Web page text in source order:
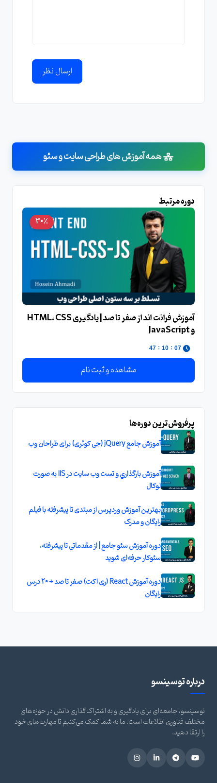
ارسال نظر
همه آموزش های طراحی سایت و سئو
دوره مرتبط
30٪
آموزش فرانت‌ اند از صفر تا صد | یادگیری HTML، CSS
و JavaScript
07
:
10
:
47
مشاهده و ثبت نام
پرفروش‌ترین دوره‌ها
آموزش جامع jQuery (جی کوئری) برای طراحان وب
آموزش بارگذاري و تست وب سايت در IIS به صورت
لوکال
بهترین آموزش وردپرس از مبتدی تا پیشرفته با فیلم
رایگان و مدرک
دوره آموزش سئو جامع | از مقدماتی تا پیشرفته،
سئوکار حرفه‌ای شوید
دوره آموزش React (ری اکت) صفر تا صد + 20 درس
رایگان
درباره توسینسو
توسینسو، جامعه‌ای برای یادگیری و به اشتراک‌گذاری دانش در حوزه‌های
مختلف فناوری اطلاعات است. ما به شما کمک می‌کنیم تا مهارت‌های خود
را ارتقا دهید.